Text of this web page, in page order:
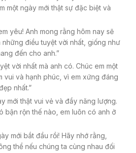
một ngày mới thật sự đặc biệt và
yêu! Anh mong rằng hôm nay sẽ
những điều tuyệt vời nhất, giống như
đến cho anh.”
vời nhất mà anh có. Chúc em một
vui và hạnh phúc, vì em xứng đáng
nhất.”
mới thật vui vẻ và đầy năng lượng.
bận rộn thế nào, em luôn có anh ở
mới bắt đầu rồi! Hãy nhớ rằng,
thể nếu chúng ta cùng nhau đối